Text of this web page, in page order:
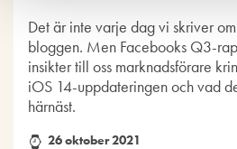
Det är inte varje dag vi skriver
bloggen. Men Facebooks Q3-
insikter till oss marknadsförare
iOS 14-uppdateringen och vad
härnäst.
26 oktober 2021